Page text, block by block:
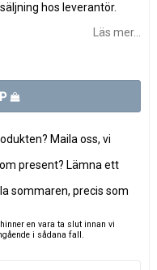
hos leverantör.
Läs mer...
Maila oss, vi
present? Lämna ett
sommaren, precis som
en vara ta slut innan vi
i sådana fall.